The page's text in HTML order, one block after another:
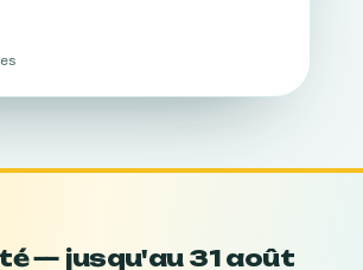
— jusqu'au 31 août